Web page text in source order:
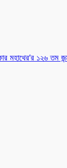
মহাথের’র ১২৬ তম